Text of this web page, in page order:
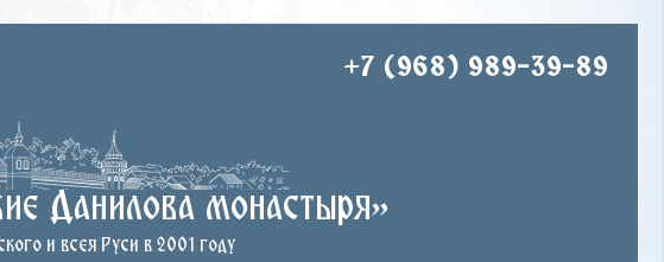
+7 (968) 989-39-89
Данилова монастыря»
и всея Руси в 2001 году